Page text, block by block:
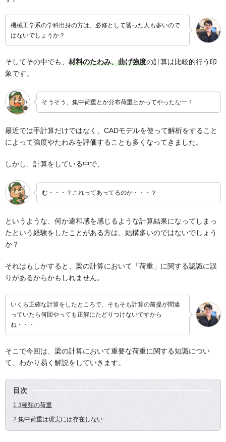
機械工学系の学科出身の方は、必修として習った人も多いので
はないでしょうか？
そしてその中でも、 材料のたわみ、曲げ強度の計算は比較的行う印
象です。
そうそう、集中荷重とか分布荷重とかってやったなー！
最近では手計算だけではなく、CADモデルを使って解析をすること
によって強度やたわみを評価することも多くなってきました。
しかし、計算をしている中で、
む・・・？これってあってるのか・・・？
というような、何か違和感を感じるような計算結果になってしまっ
たという経験をしたことがある方は、結構多いのではないでしょう
か？
それはもしかすると、梁の計算において「荷重」に関する認識に誤
りがあるからかもしれません。
いくら正確な計算をしたところで、そもそも計算の前提が間違
っていたら何回やっても正解にたどりつけないですから
ね・・・
そこで今回は、梁の計算において重要な荷重に関する知識につい
て、わかり易く解説をしていきます。
目次
1 3種類の荷重
2 集中荷重は現実には存在しない